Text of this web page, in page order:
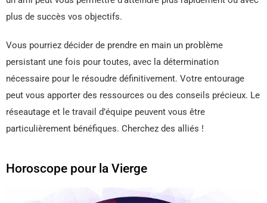
plus de succès vos objectifs.
Vous pourriez décider de prendre en main un problème
persistant une fois pour toutes, avec la détermination
nécessaire pour le résoudre définitivement. Votre entourage
peut vous apporter des ressources ou des conseils précieux. Le
réseautage et le travail d’équipe peuvent vous être
particulièrement bénéfiques. Cherchez des alliés !
Horoscope pour la Vierge